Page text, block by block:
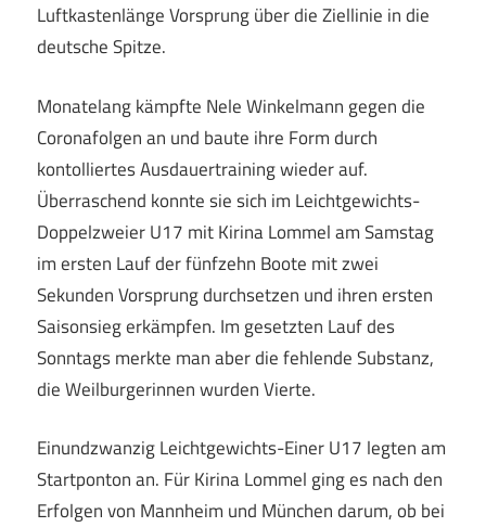
Luftkastenlänge Vorsprung über die Ziellinie in die
deutsche Spitze.
Monatelang kämpfte Nele Winkelmann gegen die
Coronafolgen an und baute ihre Form durch
kontolliertes Ausdauertraining wieder auf.
Überraschend konnte sie sich im Leichtgewichts-
Doppelzweier U17 mit Kirina Lommel am Samstag
im ersten Lauf der fünfzehn Boote mit zwei
Sekunden Vorsprung durchsetzen und ihren ersten
Saisonsieg erkämpfen. Im gesetzten Lauf des
Sonntags merkte man aber die fehlende Substanz,
die Weilburgerinnen wurden Vierte.
Einundzwanzig Leichtgewichts-Einer U17 legten am
Startponton an. Für Kirina Lommel ging es nach den
Erfolgen von Mannheim und München darum, ob bei